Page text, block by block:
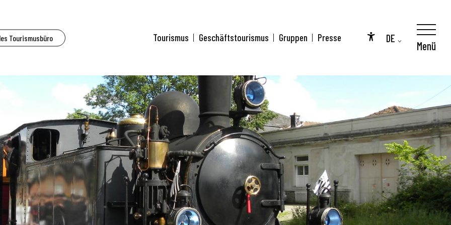
Tourismusbüro
Accessibilité
DE
Tourismus Geschäftstourismus Gruppen Presse
Menü